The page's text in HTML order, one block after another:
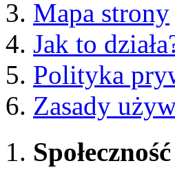
Mapa strony
Jak to
Polityka
Zasady
Społeczność